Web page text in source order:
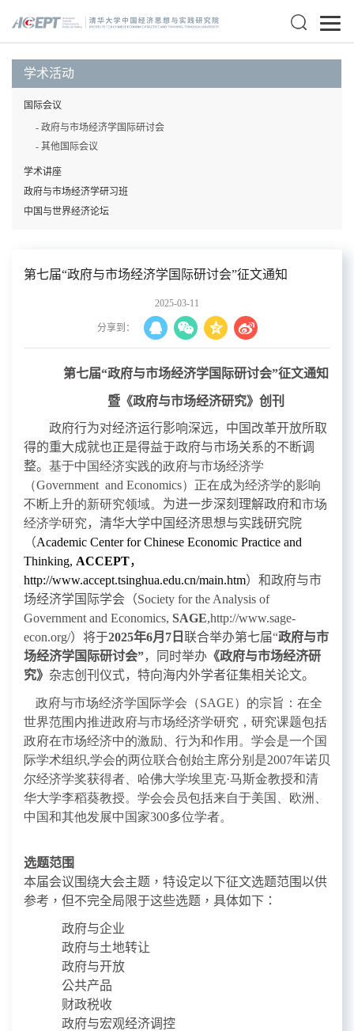
学术活动
国际会议
- 政府与市场经济学国际研讨会
- 其他国际会议
学术讲座
政府与市场经济学研习班
中国与世界经济论坛
第七届“政府与市场经济学国际研讨会”征文通知
2025-03-11
分享到：
第七届“政府与市场经济学国际研讨会”征文通知
暨《政府与市场经济研究》 创刊
政府行为对经济运行影响深远，中国改革开放所取
得的重大成就也正是得益于政府与市场关系的不断调
整。 基于中国经济实践的政府与市场经济学
（Government and Economics）正在成为经济学的影响
不断上升的新研究领域。 为进一步深刻理解政府和市场
经济学研究，清华大学中国经济思想与实践研究院
（Academic Center for Chinese Economic Practice and
Thinking, ACCEPT，
http://www.accept.tsinghua.edu.cn/main.htm）和政府与市
场经济学国际学会（Society for the Analysis of
Government and Economics, SAGE,http://www.sage-
econ.org/）将于2025年6月 7 日 联合举办第七届“政府与市
场经济学国际研讨会”， 同时举办 《政府与市场经济研
究》 杂志创刊仪式， 特向海内外学者征集相关论文。
政府与市场经济学国际学会 （SAGE） 的宗旨：在全
世界范围内推进政府与市场经济学研究，研究课题包括
政府在市场经济中的激励、行为和作用。学会是一个国
际学术组织,学会的两位联合创始主席分别是2007年诺贝
尔经济学奖获得者、哈佛大学埃里克·马斯金教授和清
华大学李稻葵教授。学会会员包括来自于美国、欧洲、
中国和其他发展中国家300多位学者。
选题范围
本届会议围绕大会主题，特设定以下征文选题范围以供
参考，但不完全局限于这些选题，具体如下：
政府与企业
政府与土地转让
政府与开放
公共产品
财政税收
政府与宏观经济调控